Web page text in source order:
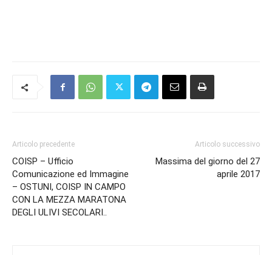
Articolo precedente
COISP – Ufficio
Comunicazione ed Immagine
– OSTUNI, COISP IN CAMPO
CON LA MEZZA MARATONA
DEGLI ULIVI SECOLARI..
Articolo successivo
Massima del giorno del 27
aprile 2017